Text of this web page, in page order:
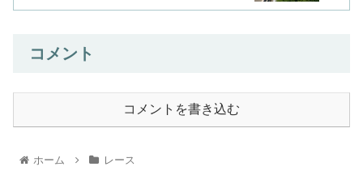
コメント
コメントを書き込む
ホーム レース